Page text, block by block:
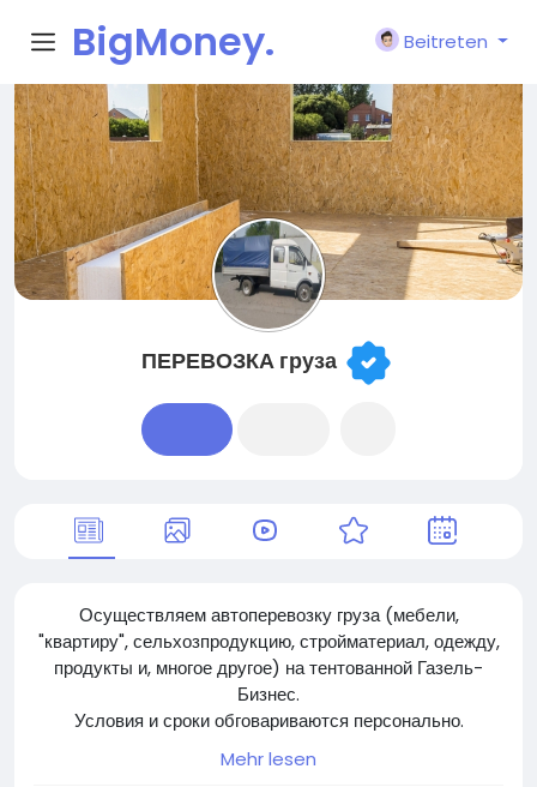
BigMoney.
VIP
Beitreten
ПЕРЕВОЗКА груза
Осуществляем автоперевозку груза (мебели,
"квартиру", сельхозпродукцию, стройматериал, одежду,
продукты и, многое другое) на тентованной Газель-
Бизнес.
Условия и сроки обговариваются персонально.
Ждём Вашего обращения для плодотворного
сотрудничества.
Mehr lesen